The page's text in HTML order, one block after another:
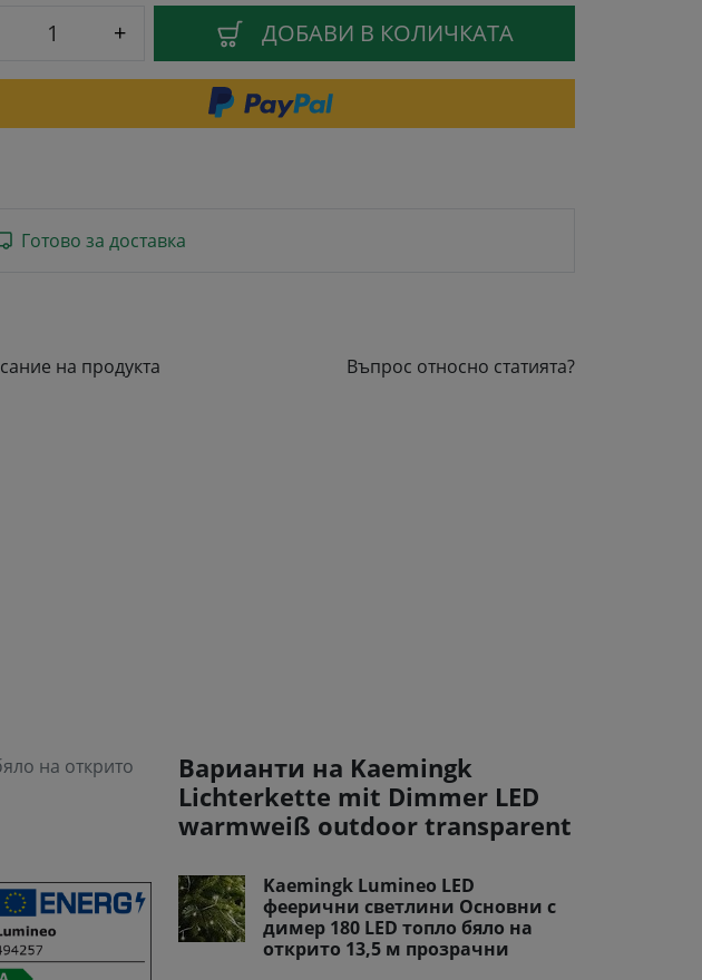
+ ДОБАВИ В КОЛИЧКАТА
Готово за доставка
на продукта Въпрос относно статията?
на открито
Варианти на Kaemingk
Lichterkette mit Dimmer LED
warmweiß outdoor transparent
Kaemingk Lumineo LED
феерични светлини Основни с
димер 180 LED топло бяло на
открито 13,5 м прозрачни